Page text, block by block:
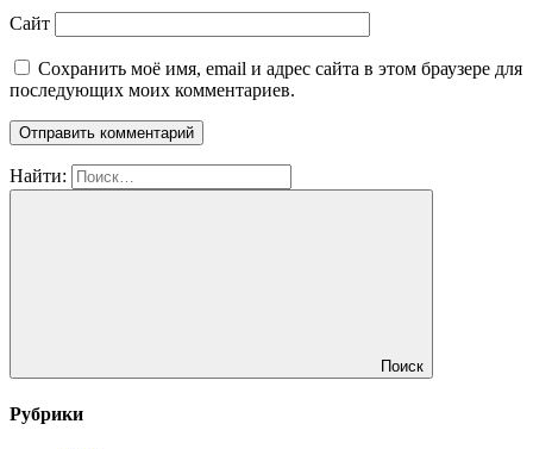
Сайт
Сохранить моё имя, email и адрес сайта в этом браузере для
последующих моих комментариев.
Найти:
Поиск
Рубрики